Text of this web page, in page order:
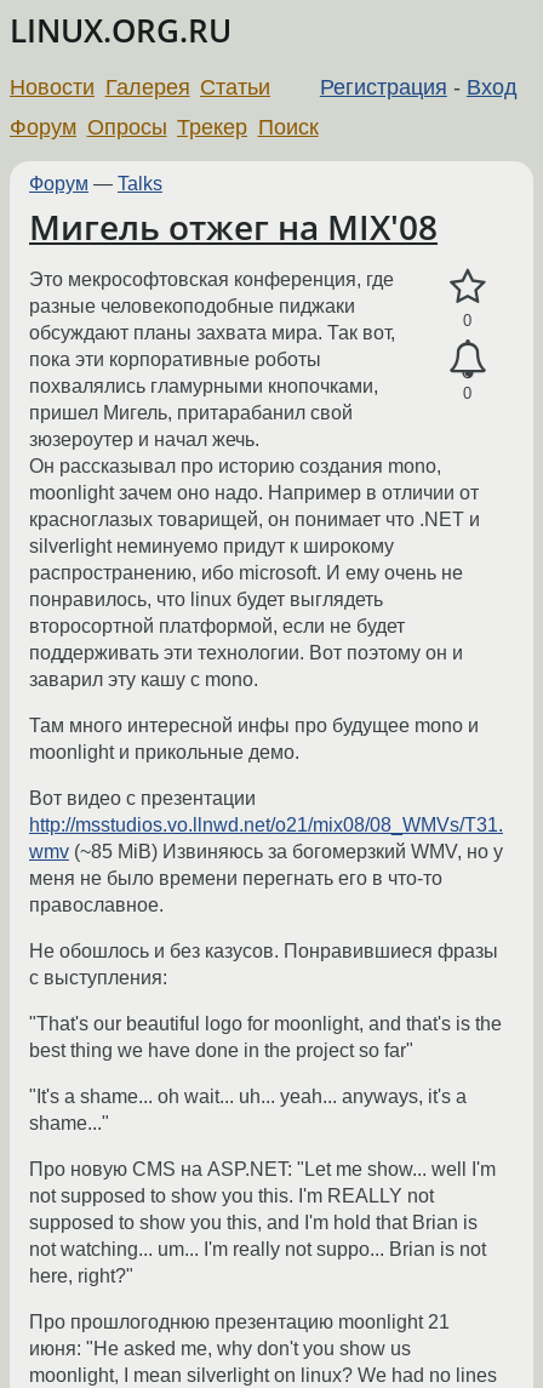
LINUX.ORG.RU
Регистрация - Вход
Новости Галерея Статьи
Форум Опросы Трекер Поиск
Форум — Talks
Мигель отжег на MIX'08
0
0
Это мекрософтовская конференция, где
разные человекоподобные пиджаки
обсуждают планы захвата мира. Так вот,
пока эти корпоративные роботы
похвалялись гламурными кнопочками,
пришел Мигель, притарабанил свой
зюзероутер и начал жечь.
Он рассказывал про историю создания mono,
moonlight зачем оно надо. Например в отличии от
красноглазых товарищей, он понимает что .NET и
silverlight неминуемо придут к широкому
распространению, ибо microsoft. И ему очень не
понравилось, что linux будет выглядеть
второсортной платформой, если не будет
поддерживать эти технологии. Вот поэтому он и
заварил эту кашу с mono.
Там много интересной инфы про будущее mono и
moonlight и прикольные демо.
Вот видео с презентации
http://msstudios.vo.llnwd.net/o21/mix08/08_WMVs/T31.
wmv (~85 MiB) Извиняюсь за богомерзкий WMV, но у
меня не было времени перегнать его в что-то
православное.
Не обошлось и без казусов. Понравившиеся фразы
с выступления:
"That's our beautiful logo for moonlight, and that's is the
best thing we have done in the project so far"
"It's a shame... oh wait... uh... yeah... anyways, it's a
shame..."
Про новую CMS на ASP.NET: "Let me show... well I'm
not supposed to show you this. I'm REALLY not
supposed to show you this, and I'm hold that Brian is
not watching... um... I'm really not suppo... Brian is not
here, right?"
Про прошлогоднюю презентацию moonlight 21
июня: "He asked me, why don't you show us
moonlight, I mean silverlight on linux? We had no lines